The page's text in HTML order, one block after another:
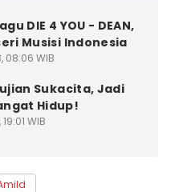
DIE 4 YOU - DEAN,
Musisi Indonesia
08:06 WIB
Sukacita, Jadi
Hidup!
WIB